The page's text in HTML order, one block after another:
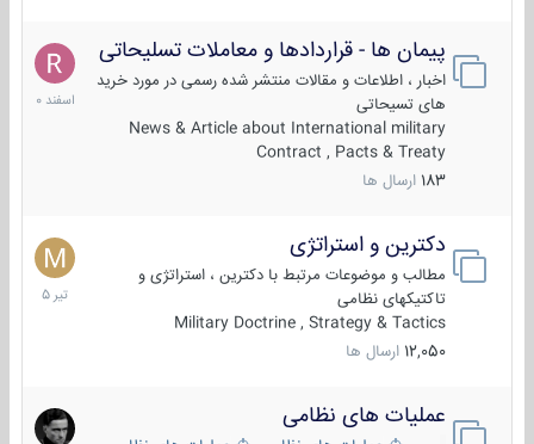
پیمان ها - قراردادها و معاملات تسلیحاتی
اخبار ، اطلاعات و مقالات منتشر شده رسمی در مورد خرید
های تسیحاتی
News & Article about International military
Contract , Pacts & Treaty
183 ارسال ها
7
اسفند
1400
دکترین و استراتژی
مطالب و موضوعات مرتبط با دکترین ، استراتژی و
تاکتیکهای نظامی
Military Doctrine , Strategy & Tactics
12,050 ارسال ها
27
تیر
1405
عملیات های نظامی
5